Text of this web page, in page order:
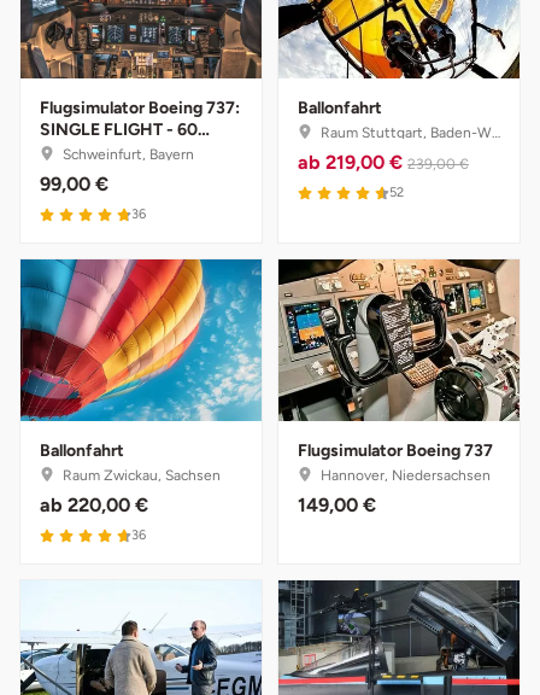
Flugsimulator Boeing 737:
SINGLE FLIGHT - 60
Minuten
Schweinfurt, Bayern
99,00 €
36
Ballonfahrt
Raum Stuttgart, Baden-Württemberg
ab 219,00 € 239,00 €
52
Ballonfahrt
Raum Zwickau, Sachsen
ab 220,00 €
36
Flugsimulator Boeing 737
Hannover, Niedersachsen
149,00 €
Ludwigslust-Parchim
Löbau
Lübeck
Lüchow-Dannenberg
Lüneburg
Magdeburg
Main-Kinzig-Kreis
Mainz
Mannheim
Meiningen